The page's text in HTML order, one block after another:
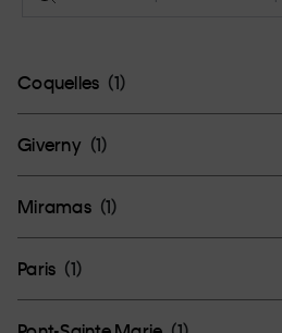
Coquelles (1)
Giverny (1)
Miramas (1)
Paris (1)